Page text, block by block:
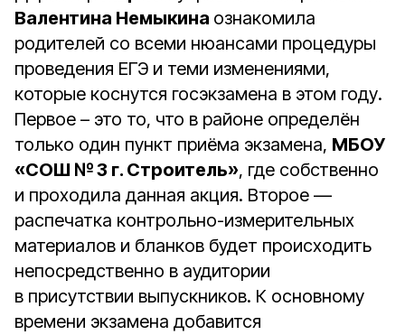
Валентина Немыкина ознакомила
родителей со всеми нюансами процедуры
проведения ЕГЭ и теми изменениями,
которые коснутся госэкзамена в этом году.
Первое – это то, что в районе определён
только один пункт приёма экзамена, МБОУ
«СОШ № 3 г. Строитель», где собственно
и проходила данная акция. Второе —
распечатка контрольно-измерительных
материалов и бланков будет происходить
непосредственно в аудитории
в присутствии выпускников. К основному
времени экзамена добавится